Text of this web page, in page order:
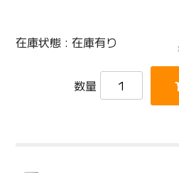
在庫状態 : 在庫有り
数量